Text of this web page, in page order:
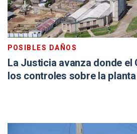
POSIBLES DAÑOS
La Justicia avanza donde el
los controles sobre la